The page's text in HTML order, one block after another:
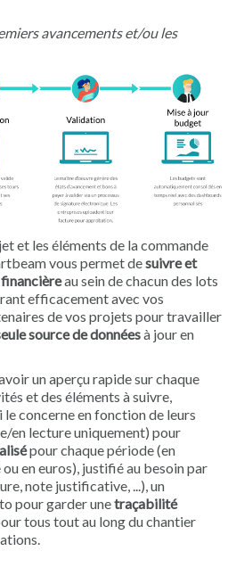
avancements et/ou les
et les éléments de la commande
vous permet desuivre et
au sein de chacun des lots
efficacement avec vos
de vos projets pour travailler
source de donnéesà jour en
un aperçu rapide sur chaque
et des éléments à suivre,
concerne en fonction de leurs
en lecture uniquement) pour
pour chaque période (en
en euros), justifié au besoin par
note justificative, ...), un
pour garder unetraçabilité
tous tout au long du chantier